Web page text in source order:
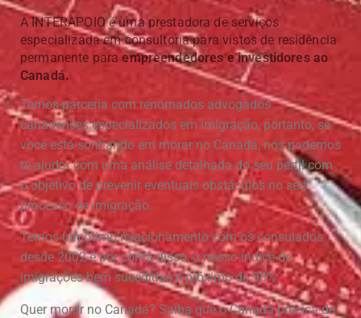
A INTERAPOIO é uma prestadora de serviços
especializada em consultoria para vistos de residência
permanente paraempreendedores e investidores ao
Canadá.
Temos parceria com renomados advogados
canadenses especializados em imigração, portanto, se
você está sonhando em morar no Canadá, nós podemos
te ajudar com uma análise detalhada do seu perfil com
o objetivo de prevenir eventuais obstáculos no seu
processo de imigração.
Temos um ótimo relacionamento com os consulados
desde 2002 e por conta disso, o nosso índice de
imigrações bem sucedidas é próximo de 98%.
Quer morar no Canadá? Saiba que o Canadá precisa de